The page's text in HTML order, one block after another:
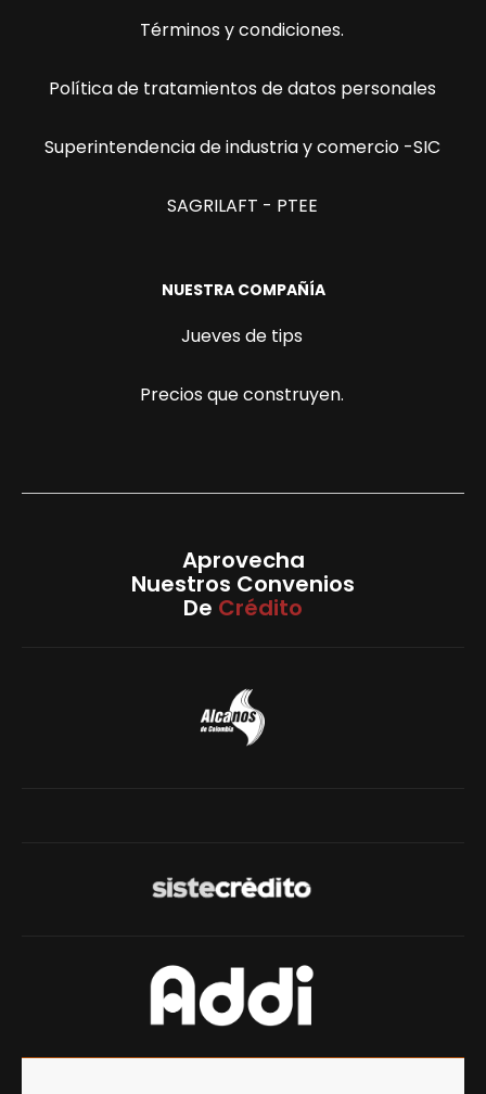
Términos y condiciones.
Política de tratamientos de datos personales
Superintendencia de industria y comercio -SIC
SAGRILAFT - PTEE
NUESTRA COMPAÑÍA
Jueves de tips
Precios que construyen.
Aprovecha
Nuestros Convenios
De Crédito